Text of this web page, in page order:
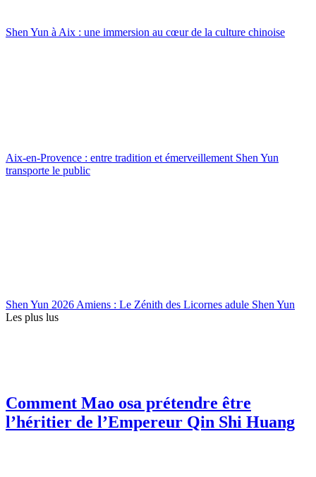
Shen Yun à Aix : une immersion au cœur de la culture chinoise
Aix-en-Provence : entre tradition et émerveillement Shen Yun
transporte le public
Shen Yun 2026 Amiens : Le Zénith des Licornes adule Shen Yun
Les plus lus
Comment Mao osa prétendre être
l’héritier de l’Empereur Qin Shi Huang